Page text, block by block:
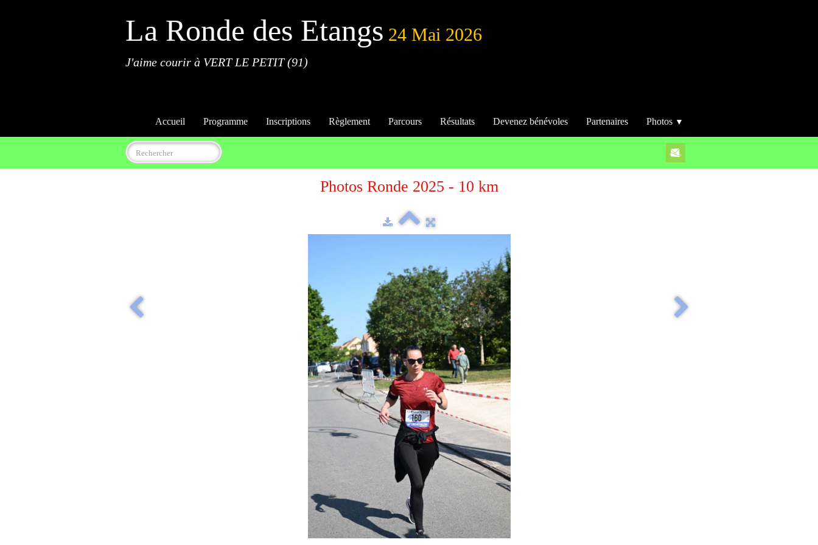
La Ronde des Etangs 24 Mai 2026
J'aime courir à VERT LE PETIT (91)
Accueil Programme Inscriptions Règlement Parcours Résultats Devenez bénévoles Partenaires Photos ▼
Photos Ronde 2025 - 10 km